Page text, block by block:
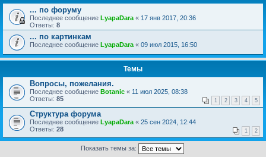
... по форуму
Последнее сообщение LyapaDara « 17 янв 2017, 20:36
Ответы: 8
... по картинкам
Последнее сообщение LyapaDara « 09 июл 2015, 16:50
Темы
Вопросы, пожелания.
Последнее сообщение Botanic « 11 июл 2025, 08:38
Ответы: 85 1 2 3 4 5
Структура форума
Последнее сообщение LyapaDara « 25 сен 2024, 12:44
Ответы: 28 1 2
Показать темы за: